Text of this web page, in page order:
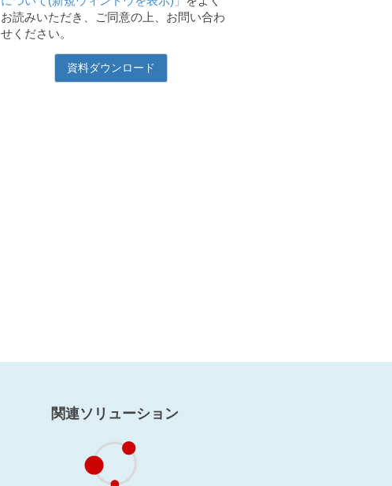
お読みいただき、ご同意の上、お問い合わ
せください。
関連ソリューション